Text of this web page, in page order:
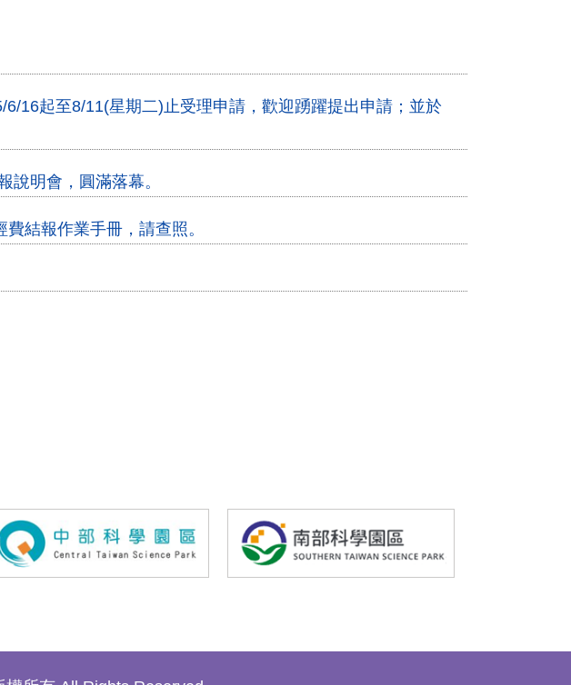
16起至8/11(星期二)止受理申請，歡迎踴躍提出申請；並於
說明會，圓滿落幕。
結報作業手冊，請查照。